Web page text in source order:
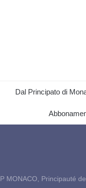
Dal Principato di
MONACO, Principauté de